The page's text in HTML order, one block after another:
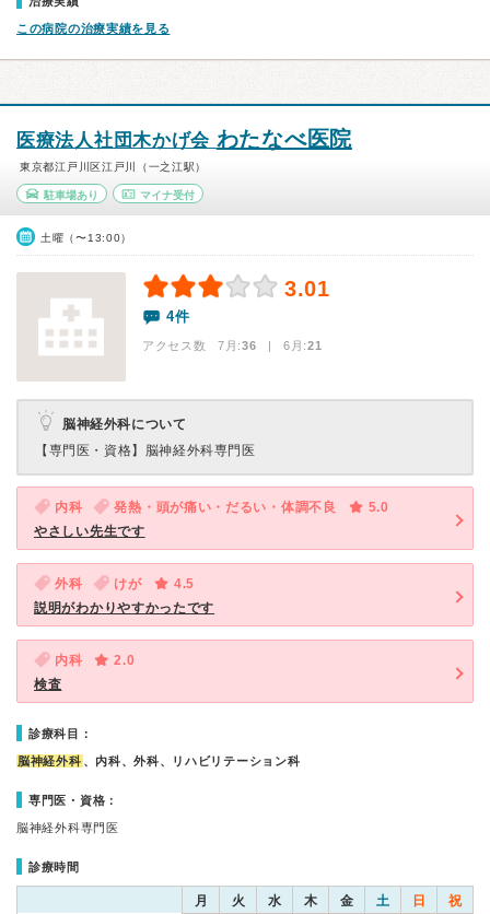
この病院の治療実績を見る
医療法人社団木かげ会 わたなべ医院
東京都江戸川区江戸川（一之江駅）
駐車場あり マイナ受付
土曜（〜13:00）
3.01
4件
アクセス数 7月:36 | 6月:21
脳神経外科について
【専門医・資格】 脳神経外科専門医
内科 発熱・頭が痛い・だるい・体調不良
5.0
やさしい先生です
外科 けが
4.5
説明がわかりやすかったです
内科
2.0
検査
診療科目：
脳神経外科 、内科、外科、リハビリテーション科
専門医・資格：
脳神経外科専門医
診療時間
月 火 水 木 金 土 日 祝